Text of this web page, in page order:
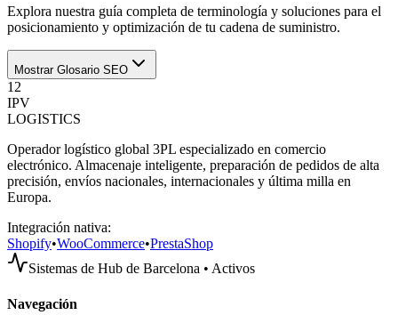
Explora nuestra guía completa de terminología y soluciones para el
posicionamiento y optimización de tu cadena de suministro.
Mostrar Glosario SEO
12
IPV
LOGISTICS
Operador logístico global 3PL especializado en comercio
electrónico. Almacenaje inteligente, preparación de pedidos de alta
precisión, envíos nacionales, internacionales y última milla en
Europa.
Integración nativa:
Shopify•WooCommerce•PrestaShop
Sistemas de Hub de Barcelona • Activos
Navegación